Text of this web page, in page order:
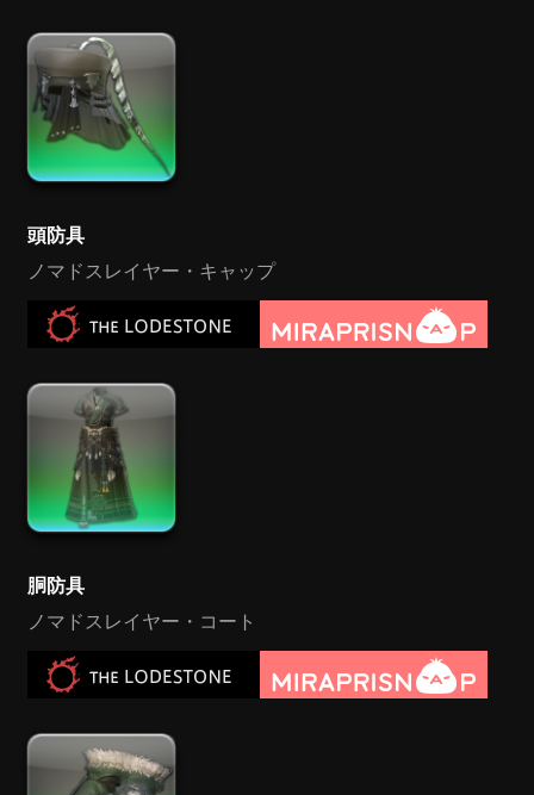
頭防具
ノマドスレイヤー・キャップ
胴防具
ノマドスレイヤー・コート